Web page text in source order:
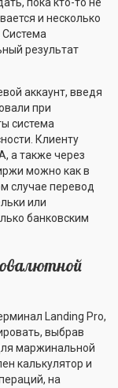
пока кто-то не
и несколько
Система
результат
аккаунт, введя
при
система
Клиенту
а также через
можно как в
случае перевод
или
банковским
Landing Pro,
выбрав
маржинальной
калькулятор и
на